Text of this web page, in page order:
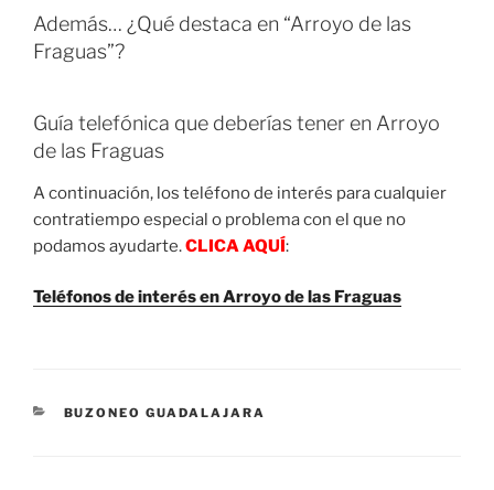
Además… ¿Qué destaca en “Arroyo de las
Fraguas”?
Guía telefónica que deberías tener en Arroyo
de las Fraguas
A continuación, los teléfono de interés para cualquier
contratiempo especial o problema con el que no
podamos ayudarte.CLICA AQUÍ:
Teléfonos de interés en Arroyo de las Fraguas
CATEGORIES
BUZONEO GUADALAJARA